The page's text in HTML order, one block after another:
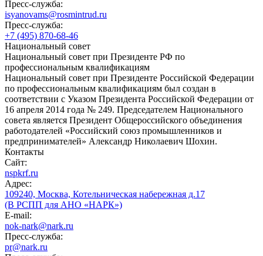
Пресс-служба:
isyanovams@rosmintrud.ru
Пресс-служба:
+7 (495) 870-68-46
Национальный совет
Национальный совет при Президенте РФ по
профессиональным квалификациям
Национальный совет при Президенте Российской Федерации
по профессиональным квалификациям был создан в
соответствии с Указом Президента Российской Федерации от
16 апреля 2014 года № 249. Председателем Национального
совета является Президент Общероссийского объединения
работодателей «Российский союз промышленников и
предпринимателей» Александр Николаевич Шохин.
Контакты
Сайт:
nspkrf.ru
Адрес:
109240, Москва, Котельническая набережная д.17
(В РСПП для АНО «НАРК»)
E-mail:
nok-nark@nark.ru
Пресс-служба:
pr@nark.ru